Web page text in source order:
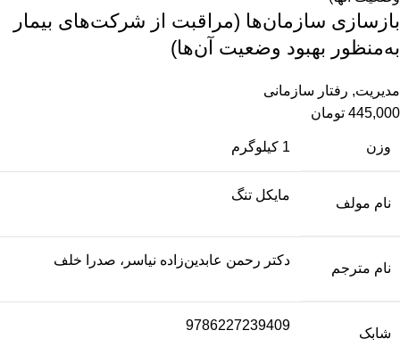
بازسازی سازمان‌ها (مراقبت از شرکت‌های بيمار
به‌منظور بهبود وضعيت آن‌‌ها)
مدیریت, رفتار سازمانی
445,000 تومان
وزن 1 کیلوگرم
نام مولف
مایکل تنگ
نام مترجم
دکتر رحمن عابدین‌زاده نیاسر، صدرا خلف
شابک
9786227239409